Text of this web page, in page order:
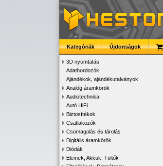
Kategóriák Újdonságok
3D nyomtatás
Adathordozók
Ajándékok, ajándékutalványok
Analóg áramkörök
Audiotechnika
Autó HiFi
Biztosítékok
Csatlakozók
Csomagolás és tárolás
Digitális áramkörök
Diódák
Elemek, Akkuk, Töltők